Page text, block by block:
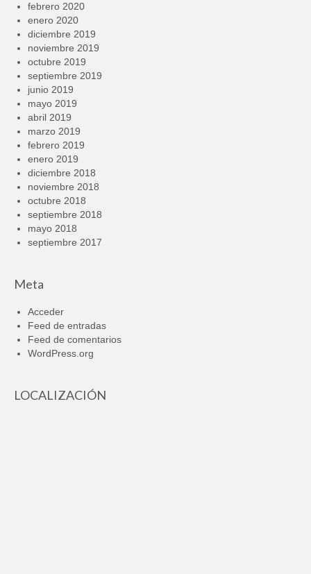
febrero 2020
enero 2020
diciembre 2019
noviembre 2019
octubre 2019
septiembre 2019
junio 2019
mayo 2019
abril 2019
marzo 2019
febrero 2019
enero 2019
diciembre 2018
noviembre 2018
octubre 2018
septiembre 2018
mayo 2018
septiembre 2017
Meta
Acceder
Feed de entradas
Feed de comentarios
WordPress.org
LOCALIZACIÓN